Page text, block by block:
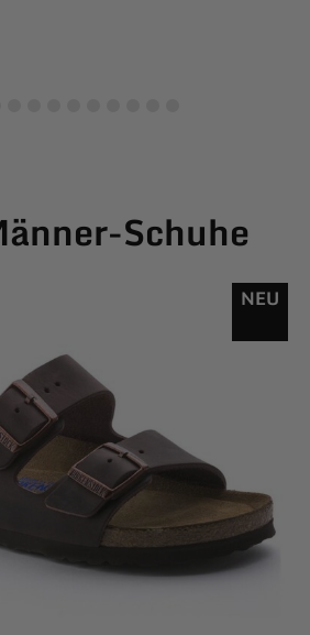
Schuhe
NEU